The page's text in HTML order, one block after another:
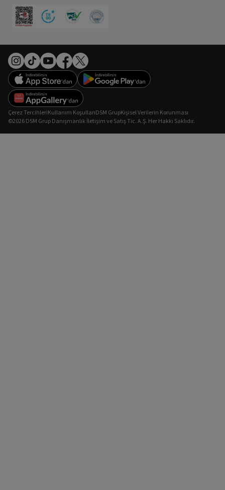
©2026 DSM Grup Danışmanlık İletişim ve Satış Tic. A.Ş. Her Hakkı Saklıdır.
Çerez TercihleriKullanım KoşullarıDSM GrupKişisel Verilerin Korunması